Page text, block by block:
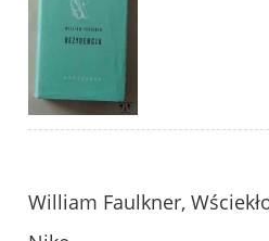
William Faulkner,